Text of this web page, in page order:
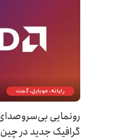
رایانه، موبایل، گجت
گرافیک جدید در چین